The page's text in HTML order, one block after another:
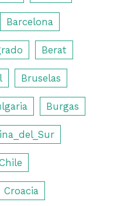
Barcelona
Berat
Bruselas
Burgas
Croacia